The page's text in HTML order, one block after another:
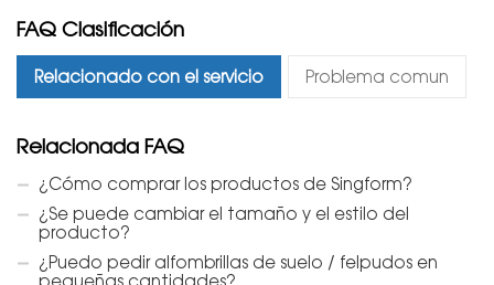
FAQ Clasificación
Relacionado con el servicio Problema comun
Relacionada FAQ
¿Cómo comprar los productos de Singform?
¿Se puede cambiar el tamaño y el estilo del
producto?
¿Puedo pedir alfombrillas de suelo / felpudos en
pequeñas cantidades?